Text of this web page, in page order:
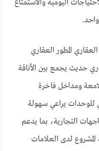
اليومية والاستمتاع
المطور العقاري
حديث يجمع بين الأناقة
ومداخل فاخرة
للوحدات يراعي سهولة
التجارية، بما يدعم
المشروع لدى العلامات